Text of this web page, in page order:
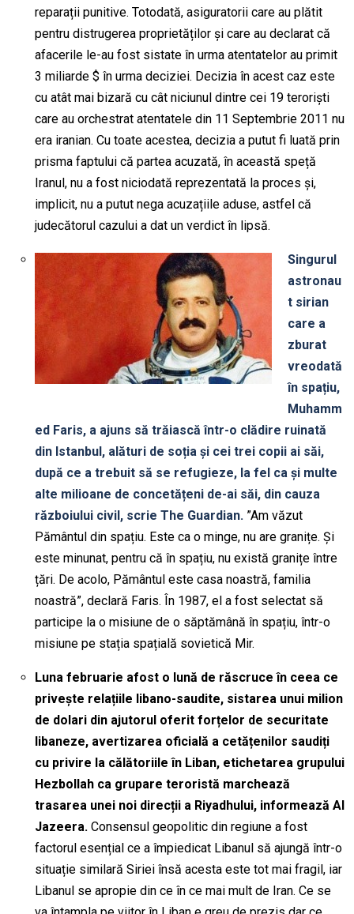
reparații punitive. Totodată, asiguratorii care au plătit
pentru distrugerea proprietăților și care au declarat că
afacerile le-au fost sistate în urma atentatelor au primit
3 miliarde $ în urma deciziei. Decizia în acest caz este
cu atât mai bizară cu cât niciunul dintre cei 19 teroriști
care au orchestrat atentatele din 11 Septembrie 2011 nu
era iranian. Cu toate acestea, decizia a putut fi luată prin
prisma faptului că partea acuzată, în această speță
Iranul, nu a fost niciodată reprezentată la proces și,
implicit, nu a putut nega acuzațiile aduse, astfel că
judecătorul cazului a dat un verdict în lipsă.
Singurul
astronau
t sirian
care a
zburat
vreodată
în spațiu,
Muhamm
ed Faris, a ajuns să trăiască într-o clădire ruinată
din Istanbul, alături de soția și cei trei copii ai săi,
după ce a trebuit să se refugieze, la fel ca și multe
alte milioane de concetățeni de-ai săi, din cauza
războiului civil, scrie The Guardian. ”Am văzut
Pământul din spațiu. Este ca o minge, nu are granițe. Și
este minunat, pentru că în spațiu, nu există granițe între
țări. De acolo, Pământul este casa noastră, familia
noastră”, declară Faris. În 1987, el a fost selectat să
participe la o misiune de o săptămână în spațiu, într-o
misiune pe stația spațială sovietică Mir.
Luna februarie afost o lună de răscruce în ceea ce
privește relațiile libano-saudite, sistarea unui milion
de dolari din ajutorul oferit forțelor de securitate
libaneze, avertizarea oficială a cetățenilor saudiți
cu privire la călătoriile în Liban, etichetarea grupului
Hezbollah ca grupare teroristă marchează
trasarea unei noi direcții a Riyadhului, informează Al
Jazeera. Consensul geopolitic din regiune a fost
factorul esențial ce a împiedicat Libanul să ajungă într-o
situație similară Siriei însă acesta este tot mai fragil, iar
Libanul se apropie din ce în ce mai mult de Iran. Ce se